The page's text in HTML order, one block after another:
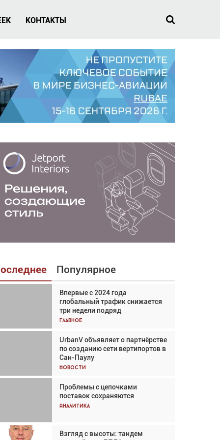
КОНТАКТЫ
Популярное
Впервые с 2024 года
глобальный трафик снижается
три недели подряд
Главное
UrbanV объявляет о партнёрстве
по созданию сети вертипортов в
Сан-Паулу
Новости
Проблемы с цепочками
поставок сохраняются
Аналитика
Взгляд с высоты: тандем
Взгляд с высоты: тандем
вертолётов и БПЛА в
спасательных операциях
Главное
Авиационный фотограф Дэйв
Кох: «Фотография говорит сама
за себя... а ИИ всё портит»
Новости
Впервые с 2024 года
глобальный трафик снижается
три недели подряд
Частный самолёт – это актив.